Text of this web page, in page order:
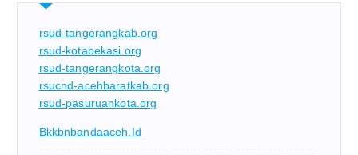
rsud-tangerangkab.org
rsud-kotabekasi.org
rsud-tangerangkota.org
rsucnd-acehbaratkab.org
rsud-pasuruankota.org
Bkkbnbandaaceh.id